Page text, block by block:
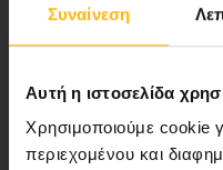
Συναίνεση
Αυτή η ιστοσελίδα
Χρησιμοποιούμε cookie
περιεχομένου και
ποιότητας